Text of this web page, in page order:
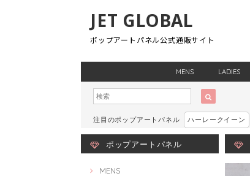
JET GLOBAL
ポップアートパネル公式通販サイト
MENS LADIES
注目のポップアートパネル ハーレークイーン
ポップアートパネル
MENS